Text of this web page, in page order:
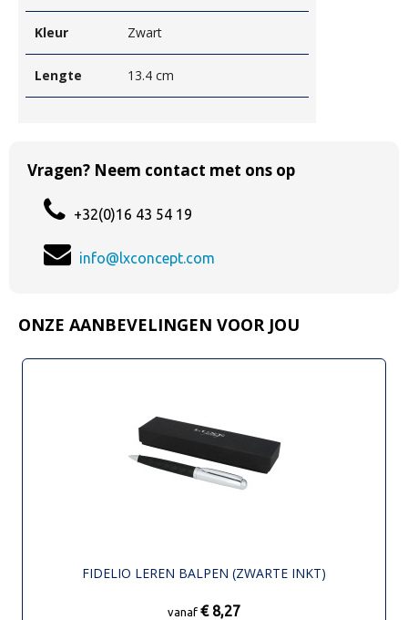
Kleur Zwart
Lengte 13.4 cm
Vragen? Neem contact met ons op
+32(0)16 43 54 19
info@lxconcept.com
ONZE AANBEVELINGEN VOOR JOU
FIDELIO LEREN BALPEN (ZWARTE INKT)
vanaf € 8,27